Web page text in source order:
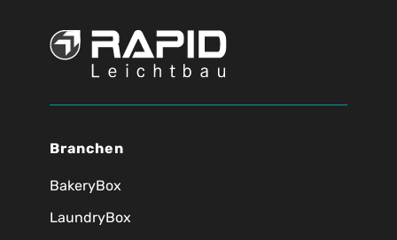
Branchen
BakeryBox
LaundryBox